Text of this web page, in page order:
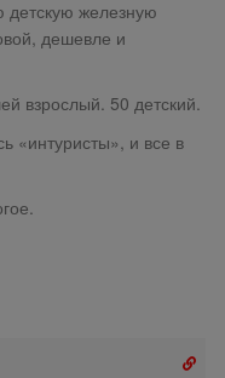
детскую железную
дешевле и
взрослый. 50 детский.
«интуристы», и все в